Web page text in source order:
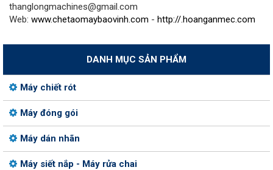
thanglongmachines@gmail.com
Web: www.chetaomaybaovinh.com - http://.hoanganmec.com
DANH MỤC SẢN PHẨM
Máy chiết rót
Máy đóng gói
Máy dán nhãn
Máy siết nắp - Máy rửa chai